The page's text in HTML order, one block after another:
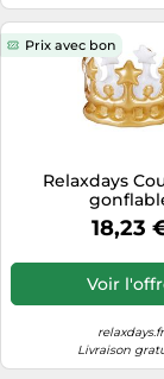
Prix avec bon
Relaxdays
18,23
Voir
relaxdays.fr
Livraison